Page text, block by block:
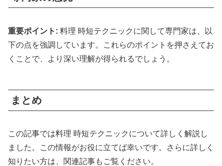
重要ポイント: 料理 時短テクニックに関して専門家は、以
下の点を強調しています。これらのポイントを押さえてお
くことで、より深い理解が得られるでしょう。
まとめ
この記事では料理 時短テクニックについて詳しく解説し
ました。この情報がお役に立てば幸いです。さらに詳しく
知りたい方は、関連記事もご覧ください。